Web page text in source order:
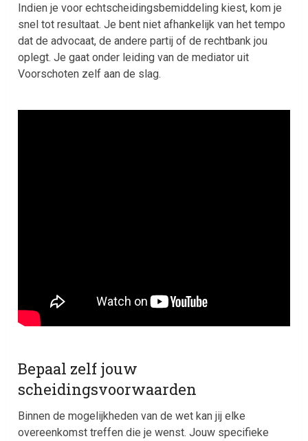
Indien je voor echtscheidingsbemiddeling kiest, kom je
snel tot resultaat. Je bent niet afhankelijk van het tempo
dat de advocaat, de andere partij of de rechtbank jou
oplegt. Je gaat onder leiding van de mediator uit
Voorschoten zelf aan de slag.
Bepaal zelf jouw
scheidingsvoorwaarden
Binnen de mogelijkheden van de wet kan jij elke
overeenkomst treffen die je wenst. Jouw specifieke